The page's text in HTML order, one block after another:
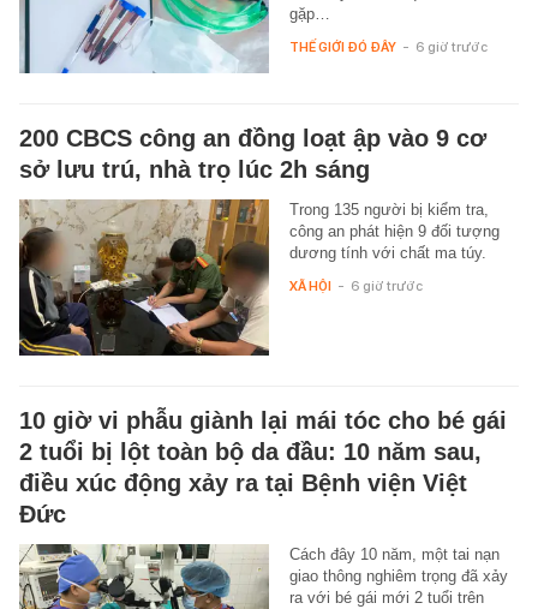
gặp…
THẾ GIỚI ĐÓ ĐÂY - 6 giờ trước
200 CBCS công an đồng loạt ập vào 9 cơ
sở lưu trú, nhà trọ lúc 2h sáng
Trong 135 người bị kiểm tra,
công an phát hiện 9 đối tượng
dương tính với chất ma túy.
XÃ HỘI - 6 giờ trước
10 giờ vi phẫu giành lại mái tóc cho bé gái
2 tuổi bị lột toàn bộ da đầu: 10 năm sau,
điều xúc động xảy ra tại Bệnh viện Việt
Đức
Cách đây 10 năm, một tai nạn
giao thông nghiêm trọng đã xảy
ra với bé gái mới 2 tuổi trên